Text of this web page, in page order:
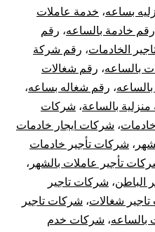
بساعه، خدمة عاملات
رقم خادمة بالساعه، رقم
الخادمات، رقم شركة
بالساعه، رقم شغالات
، رقم شغاله بساعه،
بالساعة، شركات
، شركات ايجار خادمات
، شركات تأجير خادمات
تأجير عاملات بالشهر ،
الباطن، شركات تاجير
شغالات، شركات تاجير
، شركات خدم